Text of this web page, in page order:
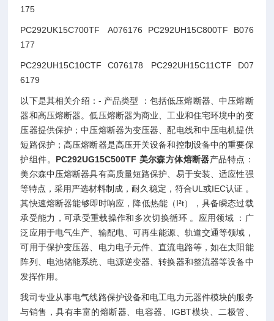
175
PC292UK15C700TF A076176 PC292UH15C800TF B076
177
PC292UH15C10CTF C076178 PC292UH15C11CTF D07
6179
以下是其相关介绍：- 产品类型 ：包括低压熔断器、中压熔断
器和高压熔断器。低压熔断器为商业、工业和住宅环境中的变
压器提供保护；中压熔断器为变压器、配电线和中压电机提供
短路保护；高压熔断器是高压开关设备和控制设备中的重要保
护组件。 PC292UG15C500TF 美尔森方体熔断器产品特点：
美尔森中压熔断器具有高质量短路保护、易于安装、适应性强
等特点，采用严选材料制成，耐久稳定，符合UL或IEC认证 。
其快速熔断器能够即时响应，降低热能（I²t），具备瞬态过载
承受能力，可承受重载操作和多次切换循环 。应用领域 ：广
泛应用于电气生产、输配电、可再生能源、轨道交通等领域，
可用于保护变压器、电力电子元件、直流电路等，如在太阳能
阵列、电池储能系统、电源逆变器、转换器和整流器等设备中
发挥作用。
我司专业从事电气线路保护设备和电工电力元器件模块的服务
与销售，具有丰富的熔断器、电容器、IGBT模块、二极管、